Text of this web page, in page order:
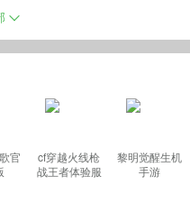
驾驶摩托赛车完成不同的任
人的游戏体验
的任务后可以获得金币
享受全新的竞速体验
官
cf穿越火线枪
战王者体验服
黎明觉醒生机
手游